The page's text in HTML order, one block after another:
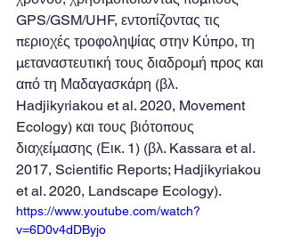
GPS/GSM/UHF, εντοπίζοντας τις
περιοχές τροφοληψίας στην Κύπρο, τη
μεταναστευτική τους διαδρομή προς και
από τη Μαδαγασκάρη (βλ.
Hadjikyriakou et al. 2020, Movement
Ecology) και τους βιότοπους
διαχείμασης (Εικ. 1) (βλ. Kassara et al.
2017, Scientific Reports; Hadjikyriakou
et al. 2020, Landscape Ecology).
https://www.youtube.com/watch?
v=6D0v4dDByjo